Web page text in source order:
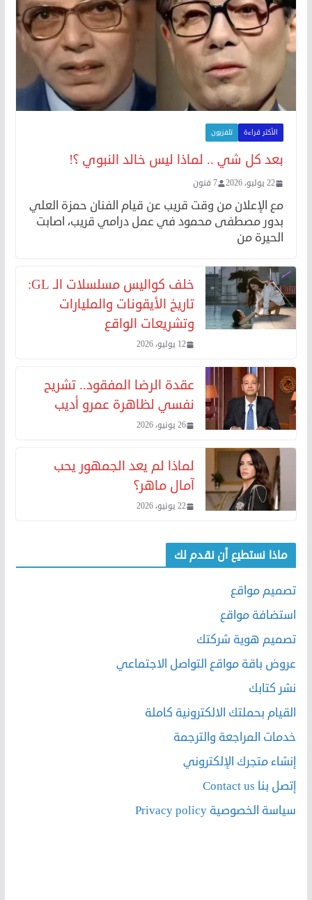
الأكثر قراءة تلفزيون
بعد كل شي .. لماذا ليس خالد النبوي ؟!
22 يوليو، 2026 7 فنون
مع الإعلان من وقت قريب عن قيام الفنان حمزة العلي
بدور مصطفى محمود في عمل درامي قريب، اصابت
الحيرة من
خلف كواليس مسلسلات الـ GL:
تاريخ الأيقونات والمليارات
وتشريعات الواقع
12 يوليو، 2026
عقدة الرضا المفقود.. تشريح
نفسي لظاهرة عمرو أديب
26 يونيو، 2026
لماذا لم يعد الجمهور يحب
آمال ماهر؟
22 يونيو، 2026
ماذا نستطيع أن نقدم لك
تصميم مواقع
استضافة مواقع
تصميم هوية شركتك
عروض باقة مواقع التواصل الاجتماعي
نشر كتابك
القيام بحملتك الالكترونية كاملة
خدمات المراجعة والترجمة
إنشاء متجرك الإلكتروني
إتصل بنا Contact us
سياسة الخصوصية Privacy policy